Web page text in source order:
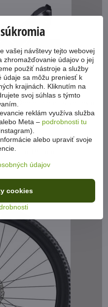
Deore
Deore predstavuje rokmi
systém. Predná brzda je pre
prevedení.
SHimano, model RT-10,
180mm.
vašej návštevy tejto webovej
zhromažďovanie údajov o jej
použiť nástroje a služby
údaje sa môžu preniesť k
krajinách. Kliknutím na
svoj súhlas s týmto
reklám využíva služba
Meta – podrobnosti tu
alebo upraviť svoje
údajov
cookies